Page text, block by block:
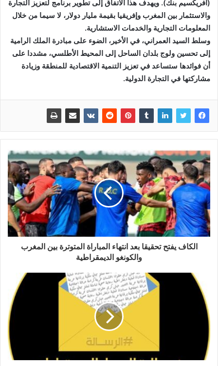
(أفريكسيم بنك). ويهدف هذا الاتفاق إلى تطوير برنامج لتعزيز التجارة
والاستثمار بين المغرب وإفريقيا بقيمة مليار دولار، لا سيما من خلال
المعلومات التجارية والخدمات الاستشارية.
وسلط السيد العمراني، في الأخير، الضوء على مبادرة الملك الرامية
إلى تحسين ولوج بلدان الساحل إلى المحيط الأطلسي، مشددا على
أن فوائدها ستساعد في تعزيز التنمية الاقتصادية للمنطقة وزيادة
مشاركتها في التجارة الدولية.
الكاف يفتح تحقيقا بعد انتهاء المباراة المتوترة بين المغرب
والكونغو الديمقراطية